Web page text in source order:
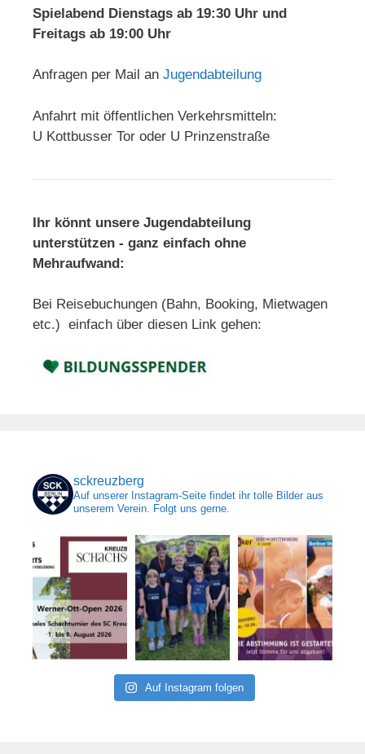
Spielabend Dienstags ab 19:30 Uhr und
Freitags ab 19:00 Uhr
Anfragen per Mail an Jugendabteilung
Anfahrt mit öffentlichen Verkehrsmitteln:
U Kottbusser Tor oder U Prinzenstraße
Ihr könnt unsere Jugendabteilung
unterstützen - ganz einfach ohne
Mehraufwand:
Bei Reisebuchungen (Bahn, Booking, Mietwagen
etc.) einfach über diesen Link gehen:
sckreuzberg
Auf unserer Instagram-Seite findet ihr tolle Bilder aus
unserem Verein. Folgt uns gerne.
Auf Instagram folgen